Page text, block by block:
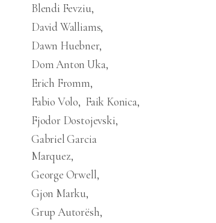
Blendi Fevziu
David Walliams
Dawn Huebner
Dom Anton Uka
Erich Fromm
Fabio Volo
Faik Konica
Fjodor Dostojevski
Gabriel Garcia
Marquez
George Orwell
Gjon Marku
Grup Autorësh